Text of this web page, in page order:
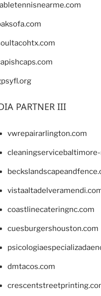
PARTNER III
vwrepairarlington.com
coastlinecateringnc.com
cuesburgershouston.com
dmtacos.com